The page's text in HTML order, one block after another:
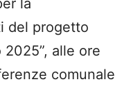
del progetto
alle ore
comunale